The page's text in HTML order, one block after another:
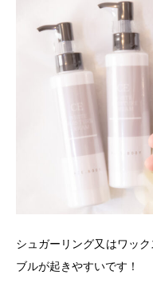
シュガーリング又はワッ
ブルが起きやすいです！